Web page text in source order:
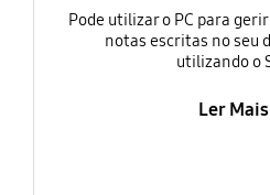
Pode utilizar o PC para
notas escritas no seu
utilizando o
Ler Mais